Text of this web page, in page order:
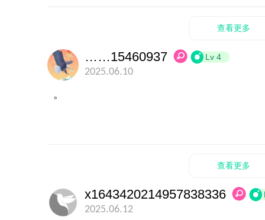
查看更多
……15460937 Lv 4
2025.06.10
。
查看更多
x1643420214957838336
2025.06.12